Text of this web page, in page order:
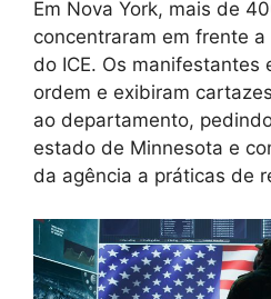
Em Nova York, mais de
concentraram em frente
do ICE. Os manifestantes
ordem e exibiram
ao departamento,
estado de Minnesota e
da agência a práticas de